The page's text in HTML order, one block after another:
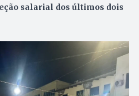
salarial dos últimos dois